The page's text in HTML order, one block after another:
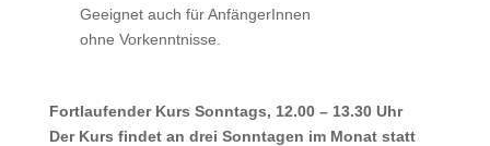
Geeignet auch für AnfängerInnen
ohne Vorkenntnisse.
Fortlaufender Kurs Sonntags, 12.00 – 13.30 Uhr
Der Kurs findet an drei Sonntagen im Monat statt